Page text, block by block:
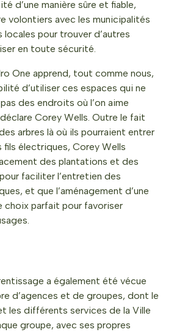
d’une manière sûre et fiable,
volontiers avec les municipalités
pour trouver d’autres
en toute sécurité.
One apprend, tout comme nous,
d’utiliser ces espaces qui ne
des endroits où l’on aime
Corey Wells. Outre le fait
arbres là où ils pourraient entrer
électriques, Corey Wells
des plantations et des
faciliter l’entretien des
et que l’aménagement d’une
choix parfait pour favoriser
a également été vécue
d’agences et de groupes, dont le
les différents services de la Ville
groupe, avec ses propres